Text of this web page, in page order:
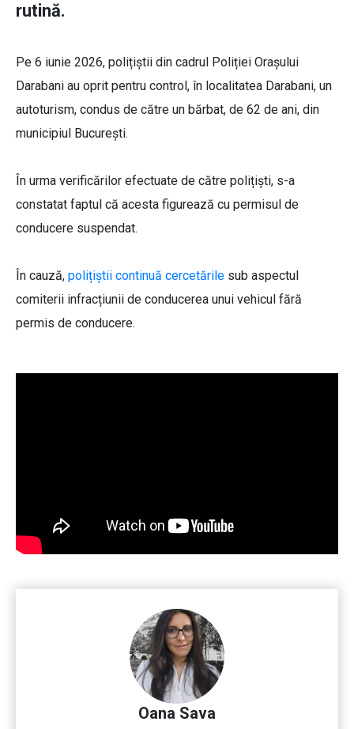
rutină.
Pe 6 iunie 2026, polițiștii din cadrul Poliției Orașului
Darabani au oprit pentru control, în localitatea Darabani, un
autoturism, condus de către un bărbat, de 62 de ani, din
municipiul București.
În urma verificărilor efectuate de către polițiști, s-a
constatat faptul că acesta figurează cu permisul de
conducere suspendat.
În cauză, polițiștii continuă cercetările sub aspectul
comiterii infracțiunii de conducerea unui vehicul fără
permis de conducere.
Oana Sava